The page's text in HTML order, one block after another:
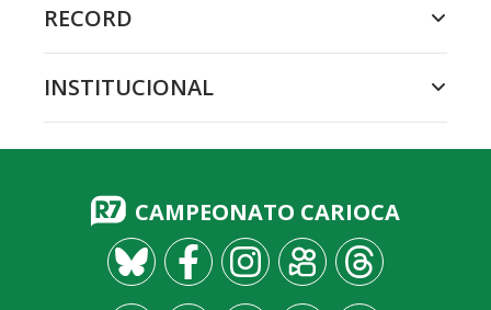
RECORD
INSTITUCIONAL
CAMPEONATO CARIOCA